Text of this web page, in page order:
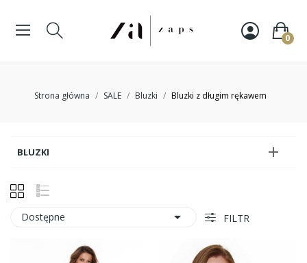
0
Strona główna SALE Bluzki Bluzki z długim rękawem
BLUZKI 
Dostępne  FILTR